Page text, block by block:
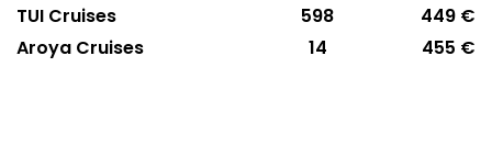
TUI Cruises 598
449 €
Aroya Cruises
14 455 €